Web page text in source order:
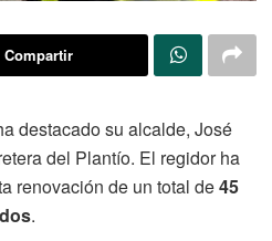
Compartir
destacado su alcalde, José
del Plantío. El regidor ha
renovación de un total de45
.